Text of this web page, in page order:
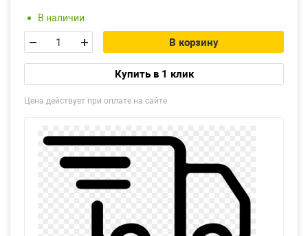
В наличии
В корзину
Купить в 1 клик
Цена действует при оплате на сайте